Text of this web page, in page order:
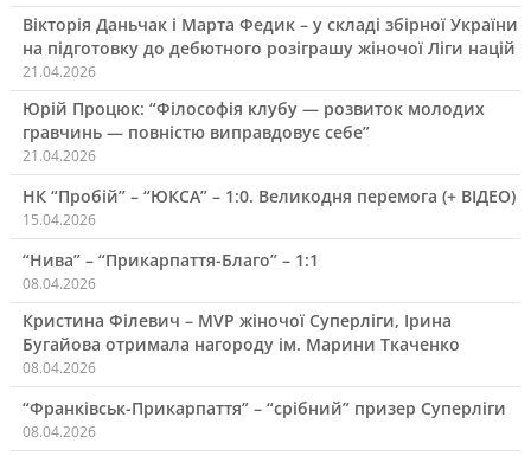
Вікторія Даньчак і Марта Федик – у складі збірної України
на підготовку до дебютного розіграшу жіночої Ліги націй
21.04.2026
Юрій Процюк: “Філософія клубу — розвиток молодих
гравчинь — повністю виправдовує себе”
21.04.2026
НК “Пробій” – “ЮКСА” – 1:0. Великодня перемога (+ ВІДЕО)
15.04.2026
“Нива” – “Прикарпаття-Благо” – 1:1
08.04.2026
Кристина Філевич – MVP жіночої Суперліги, Ірина
Бугайова отримала нагороду ім. Марини Ткаченко
08.04.2026
“Франківськ-Прикарпаття” – “срібний” призер Суперліги
08.04.2026